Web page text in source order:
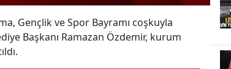
Gençlik ve Spor Bayramı coşkuyla
Başkanı Ramazan Özdemir, kurum